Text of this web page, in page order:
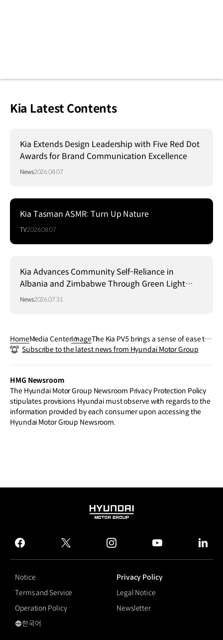
Kia Latest Contents
Kia Extends Design Leadership with Five Red Dot
Awards for Brand Communication Excellence
News2026.08.07
Kia Tasman ASMR: Turn Up Nature
TV2026.08.07
Kia Advances Community Self-Reliance in
Albania and Zimbabwe Through Green Light
Project
News2026.07.31
HomeMedia CenterImageThe Kia PV5 brings a sense of ease to
quiet autumn paths, framed by warm,
Subscribe to the latest news from Hyundai Motor Group
HMG Newsroom
The Hyundai Motor Group Newsroom Privacy Protection Policy
stipulates provisions Hyundai must observe with regards to the
information provided by each consumer upon accessing the
Hyundai Motor Group Newsroom.
HYUNDAI
GROUP
facebook
twitter instagram
Notice
Privacy Policy
Terms and Service
Legal Notice
Operation Policy
Newsletter
국문 사이트로 이동
한국어